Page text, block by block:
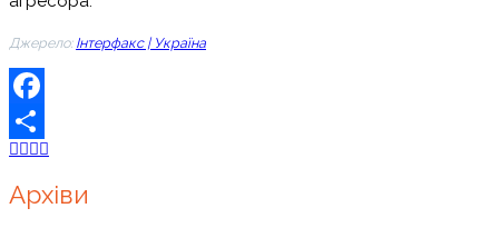
Джерело: Інтерфакс | Україна
Facebook
Share
Архіви